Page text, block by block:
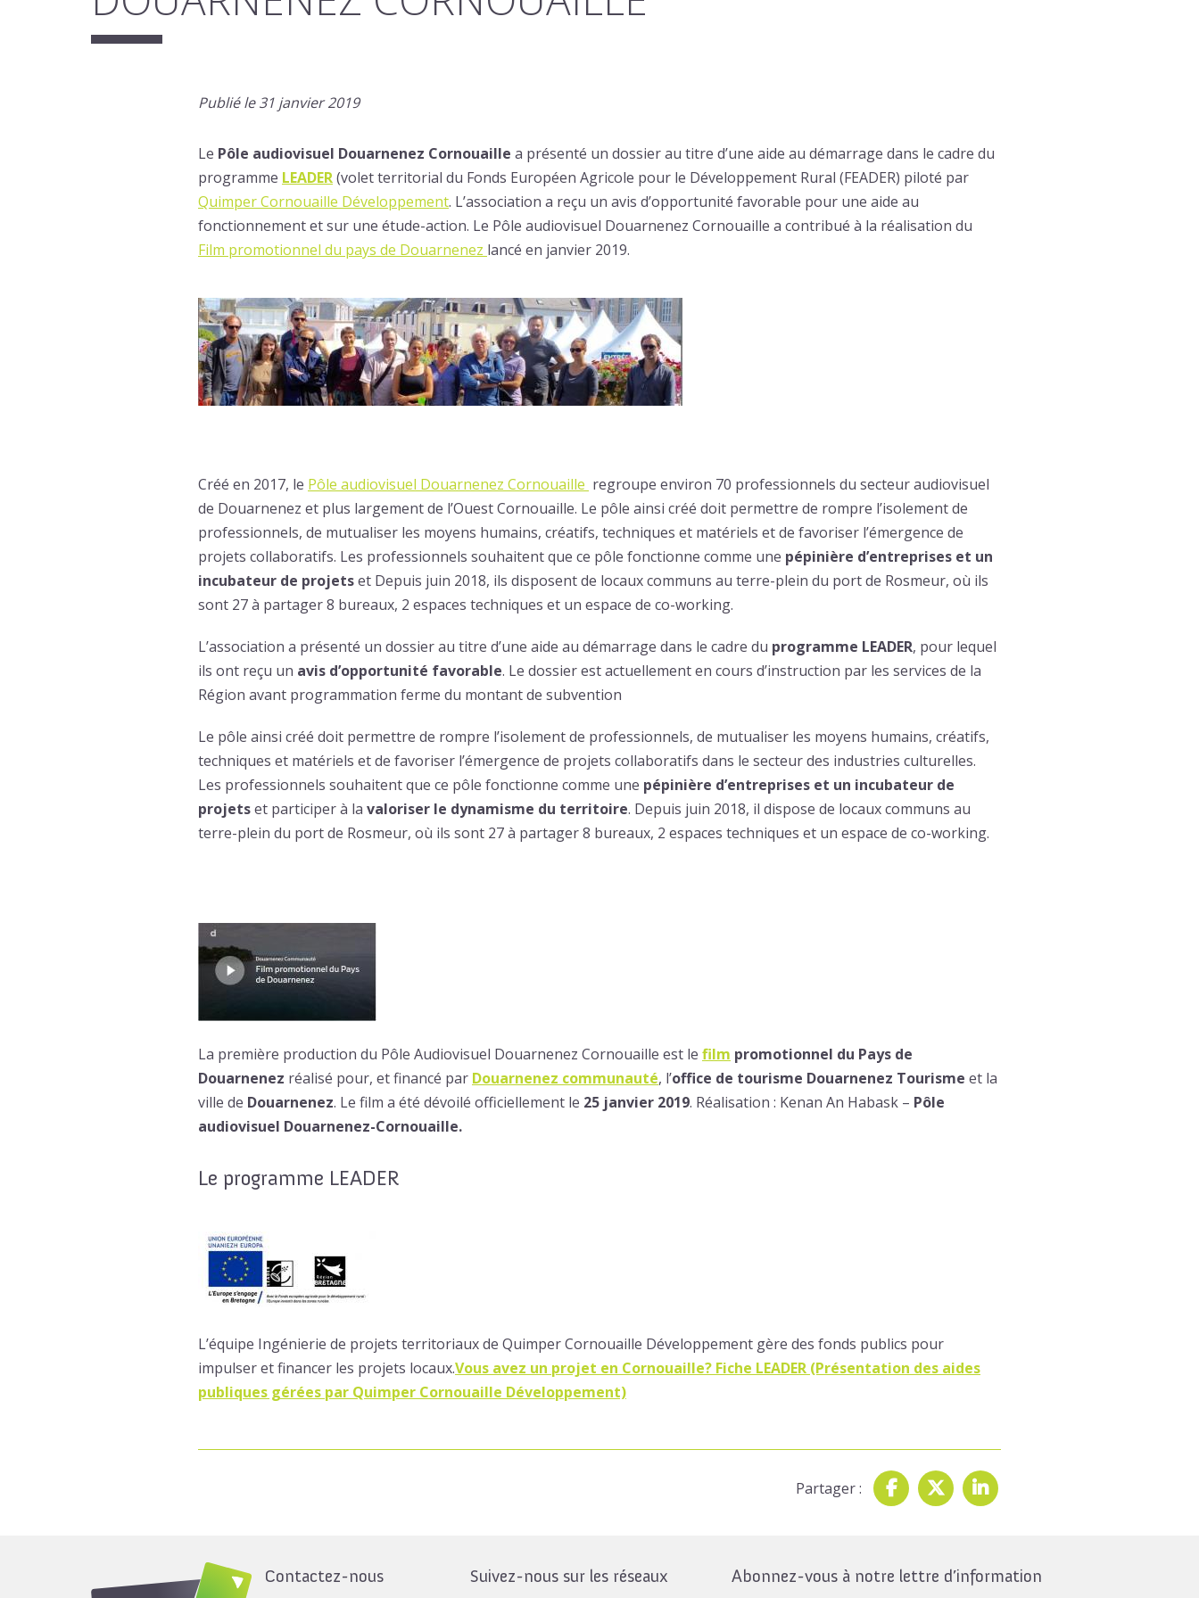
Publié le 31 janvier 2019
Le Pôle audiovisuel Douarnenez Cornouaille a présenté un dossier au titre d’une aide au démarrage dans le cadre du
programme LEADER(volet territorial du Fonds Européen Agricole pour le Développement Rural (FEADER) piloté par
Quimper Cornouaille Développement. L’association a reçu un avis d’opportunité favorable pour une aide au
fonctionnement et sur une étude-action. Le Pôle audiovisuel Douarnenez Cornouaille a contribué à la réalisation du
Film promotionnel du pays de Douarnenez lancé en janvier 2019.
Créé en 2017, le Pôle audiovisuel Douarnenez Cornouaille regroupe environ 70 professionnels du secteur audiovisuel
de Douarnenez et plus largement de l’Ouest Cornouaille. Le pôle ainsi créé doit permettre de rompre l’isolement de
professionnels, de mutualiser les moyens humains, créatifs, techniques et matériels et de favoriser l’émergence de
projets collaboratifs. Les professionnels souhaitent que ce pôle fonctionne comme une pépinière d’entreprises et un
incubateur de projetset Depuis juin 2018, ils disposent de locaux communs au terre-plein du port de Rosmeur, où ils
sont 27 à partager 8 bureaux, 2 espaces techniques et un espace de co-working.
L’association a présenté un dossier au titre d’une aide au démarrage dans le cadre du programme LEADER, pour lequel
ils ont reçu un avis d’opportunité favorable. Le dossier est actuellement en cours d’instruction par les services de la
Région avant programmation ferme du montant de subvention
Le pôle ainsi créé doit permettre de rompre l’isolement de professionnels, de mutualiser les moyens humains, créatifs,
techniques et matériels et de favoriser l’émergence de projets collaboratifs dans le secteur des industries culturelles.
Les professionnels souhaitent que ce pôle fonctionne comme une pépinière d’entreprises et un incubateur de
projetset participer à la valoriser le dynamisme du territoire. Depuis juin 2018, il dispose de locaux communs au
terre-plein du port de Rosmeur, où ils sont 27 à partager 8 bureaux, 2 espaces techniques et un espace de co-working.
La première production du Pôle Audiovisuel Douarnenez Cornouaille est le film promotionnel du Pays de
Douarnenez réalisé pour, et financé par Douarnenez communauté, l’office de tourisme Douarnenez Tourisme et la
ville de Douarnenez. Le film a été dévoilé officiellement le 25 janvier 2019. Réalisation : Kenan An Habask – Pôle
audiovisuel Douarnenez-Cornouaille.
Le programme LEADER
L’équipe Ingénierie de projets territoriaux de Quimper Cornouaille Développement gère des fonds publics pour
impulser et financer les projets locaux.Vous avez un projet en Cornouaille? Fiche LEADER (Présentation des aides
publiques gérées par Quimper Cornouaille Développement)
Partager :
Contactez-nous Suivez-nous sur les réseaux Abonnez-vous à notre lettre d’information